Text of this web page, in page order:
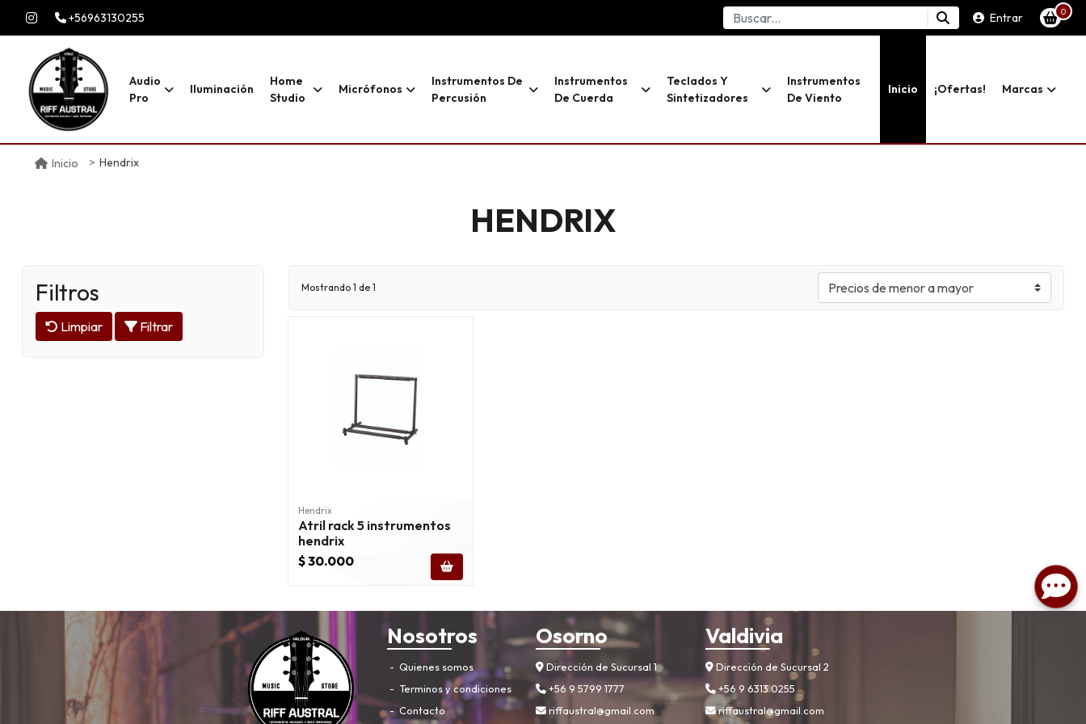
+56963130255 Entrar 0
Audio
Pro
Iluminación
Home
Studio
Micrófonos
Instrumentos De
Percusión
Instrumentos
De Cuerda
Teclados Y
Sintetizadores
Instrumentos
De Viento
Inicio ¡ofertas! Marcas
Inicio Hendrix
HENDRIX
Filtros
Limpiar Filtrar
Mostrando 1 de 1
Hendrix
Atril rack 5 instrumentos
hendrix
$ 30.000
Nosotros
Quienes somos
Terminos y condiciones
Contacto
Osorno
Dirección de Sucursal 1
+56 9 5799 1777
riffaustral@gmail.com
Valdivia
Dirección de Sucursal 2
+56 9 6313 0255
riffaustral@gmail.com